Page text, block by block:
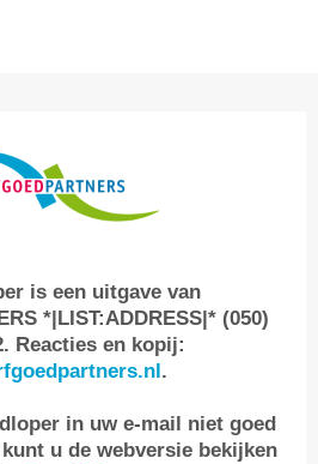
is een uitgave van
*|LIST:ADDRESS|* (050)
Reacties en kopij:
.
in uw e-mail niet goed
u de webversie bekijken